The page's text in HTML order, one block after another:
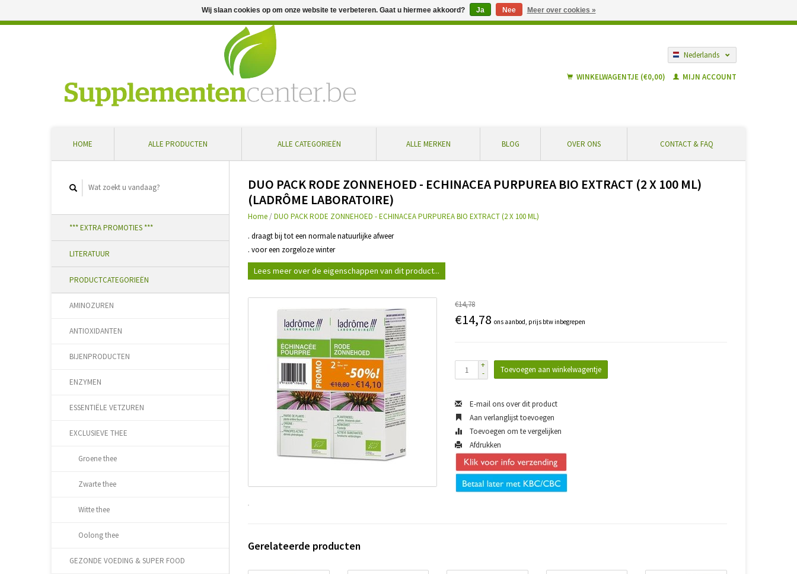
Nederlands
WINKELWAGENTJE (€0,00)
MIJN ACCOUNT
HOME ALLE PRODUCTEN ALLE CATEGORIEËN ALLE MERKEN BLOG OVER ONS CONTACT & FAQ
*** EXTRA PROMOTIES ***
LITERATUUR
PRODUCTCATEGORIEËN
AMINOZUREN
ANTIOXIDANTEN
BIJENPRODUCTEN
ENZYMEN
ESSENTIËLE VETZUREN
EXCLUSIEVE THEE
Groene thee
Zwarte thee
Witte thee
Oolong thee
GEZONDE VOEDING & SUPER FOOD
DUO PACK RODE ZONNEHOED - ECHINACEA PURPUREA BIO EXTRACT (2 X 100 ML)
(LADRÔME LABORATOIRE)
Home /DUO PACK RODE ZONNEHOED - ECHINACEA PURPUREA BIO EXTRACT (2 X 100 ML)
. draagt bij tot een normale natuurlijke afweer
. voor een zorgeloze winter
Lees meer over de eigenschappen van dit product...
€14,78
€14,78ons aanbod, prijs btw inbegrepen
+
-
Toevoegen aan winkelwagentje
E-mail ons over dit product
Aan verlanglijst toevoegen
Toevoegen om te vergelijken
Afdrukken
Gerelateerde producten
Wij slaan cookies op om onze website te verbeteren. Gaat u hiermee akkoord? Ja Nee Meer over cookies »
Professioneel advies en snelle levering ... Ontvang 5 % extra korting bij aankoop vanaf € 100 ... Gratis levering in België vanaf € 55 ... Veilig winkelen en geen extra kosten